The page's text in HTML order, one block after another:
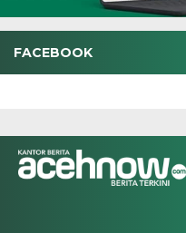
FACEBOOK